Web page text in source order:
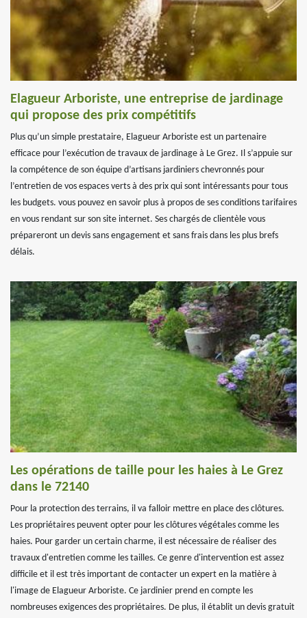
Elagueur Arboriste, une entreprise de jardinage
qui propose des prix compétitifs
Plus qu’un simple prestataire, Elagueur Arboriste est un partenaire
efficace pour l’exécution de travaux de jardinage à Le Grez. Il s’appuie sur
la compétence de son équipe d’artisans jardiniers chevronnés pour
l’entretien de vos espaces verts à des prix qui sont intéressants pour tous
les budgets. vous pouvez en savoir plus à propos de ses conditions tarifaires
en vous rendant sur son site internet. Ses chargés de clientèle vous
prépareront un devis sans engagement et sans frais dans les plus brefs
délais.
Les opérations de taille pour les haies à Le Grez
dans le 72140
Pour la protection des terrains, il va falloir mettre en place des clôtures.
Les propriétaires peuvent opter pour les clôtures végétales comme les
haies. Pour garder un certain charme, il est nécessaire de réaliser des
travaux d'entretien comme les tailles. Ce genre d'intervention est assez
difficile et il est très important de contacter un expert en la matière à
l'image de Elagueur Arboriste. Ce jardinier prend en compte les
nombreuses exigences des propriétaires. De plus, il établit un devis gratuit